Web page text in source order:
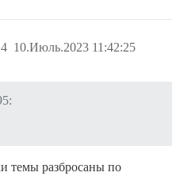
10.Июль.2023 11:42:25
4
темы разбросаны по